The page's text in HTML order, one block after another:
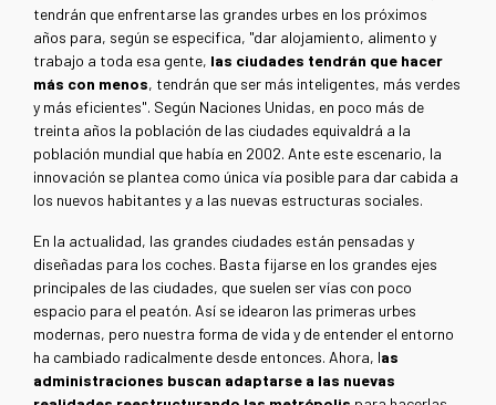
tendrán que enfrentarse las grandes urbes en los próximos
años para, según se especifica, "dar alojamiento, alimento y
trabajo a toda esa gente, las ciudades tendrán que hacer
más con menos, tendrán que ser más inteligentes, más verdes
y más eficientes". Según Naciones Unidas, en poco más de
treinta años la población de las ciudades equivaldrá a la
población mundial que había en 2002. Ante este escenario, la
innovación se plantea como única vía posible para dar cabida a
los nuevos habitantes y a las nuevas estructuras sociales.
En la actualidad, las grandes ciudades están pensadas y
diseñadas para los coches. Basta fijarse en los grandes ejes
principales de las ciudades, que suelen ser vías con poco
espacio para el peatón. Así se idearon las primeras urbes
modernas, pero nuestra forma de vida y de entender el entorno
ha cambiado radicalmente desde entonces. Ahora, las
administraciones buscan adaptarse a las nuevas